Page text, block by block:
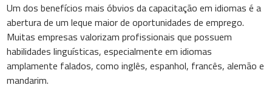
Um dos benefícios mais óbvios da capacitação em idiomas é a
abertura de um leque maior de oportunidades de emprego.
Muitas empresas valorizam profissionais que possuem
habilidades linguísticas, especialmente em idiomas
amplamente falados, como inglês, espanhol, francês, alemão e
mandarim.